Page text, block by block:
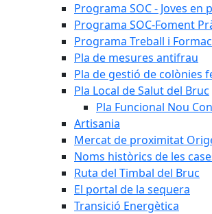
Programa SOC - Joves en
Programa SOC-Foment
Programa Treball i
Pla de mesures antifrau
Pla de gestió de colònies
Pla Local de Salut del Bruc
Pla Funcional Nou
Artisania
Mercat de proximitat
Noms històrics de les
Ruta del Timbal del Bruc
El portal de la sequera
Transició Energètica